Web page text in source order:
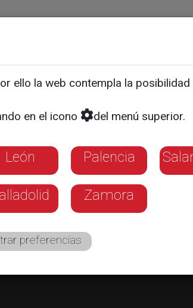
para
ello la web contempla la
en el icono
del menú superior.
León Palencia
Zamora
preferencias